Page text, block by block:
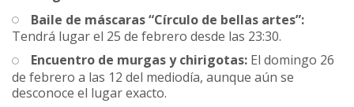
Baile de máscaras “Círculo de bellas artes”:
Tendrá lugar el 25 de febrero desde las 23:30.
Encuentro de murgas y chirigotas: El domingo 26
de febrero a las 12 del mediodía, aunque aún se
desconoce el lugar exacto.